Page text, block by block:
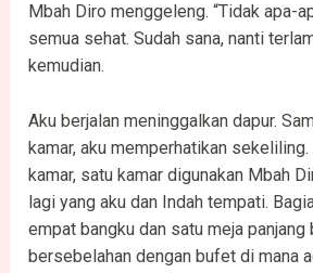
Mbah Diro menggeleng. “Tidak apa-
semua sehat. Sudah sana, nanti
kemudian.
Aku berjalan meninggalkan dapur.
kamar, aku memperhatikan sekeliling.
kamar, satu kamar digunakan Mbah
lagi yang aku dan Indah tempati.
empat bangku dan satu meja
bersebelahan dengan bufet di mana